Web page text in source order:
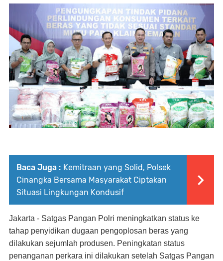
Baca Juga : Kemitraan yang Solid, Polsek
Cinangka Bersama Masyarakat Ciptakan
Situasi Lingkungan Kondusif
Jakarta - Satgas Pangan Polri meningkatkan status ke
tahap penyidikan dugaan pengoplosan beras yang
dilakukan sejumlah produsen. Peningkatan status
penanganan perkara ini dilakukan setelah Satgas Pangan